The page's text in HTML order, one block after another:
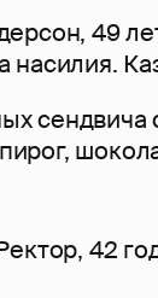
49
насилия.
сендвича
42